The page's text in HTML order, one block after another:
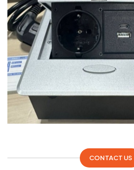
CONTACT US